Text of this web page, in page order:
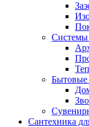
Системы
Сантехника